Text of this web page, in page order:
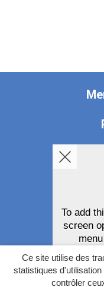
Ce site utilise des
statistiques
contrôler
To add
screen
The menu
the menu